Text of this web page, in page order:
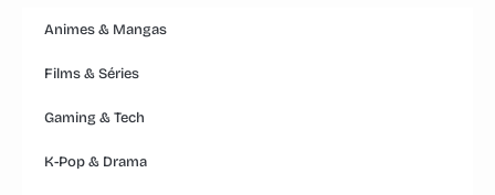
Animes & Mangas
Films & Séries
Gaming & Tech
K-Pop & Drama